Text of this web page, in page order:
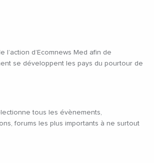
l’action d’Ecomnews Med afin de
se développent les pays du pourtour de
tous les évènements,
forums les plus importants à ne surtout